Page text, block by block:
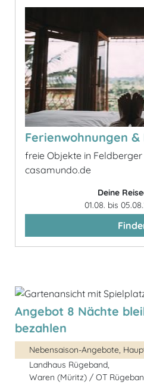
Ferienwohnungen
freie Objekte in
casamundo.de
Deine
01.08. bis
Angebot 8 Nächte
bezahlen
Nebensaison-Angebote,
Landhaus Rügeband,
Waren (Müritz) / OT